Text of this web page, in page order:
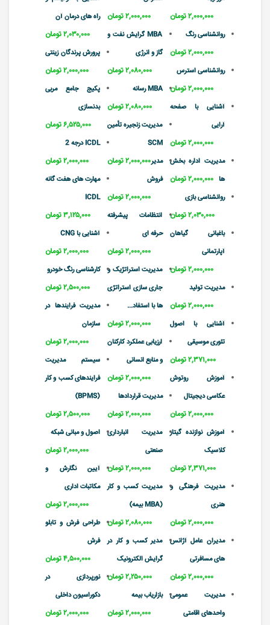
۲,۰۰۰,۰۰۰ تومان
روانشناسی رنگ
۲,۰۰۰,۰۰۰ تومان
روانشناسی استرس
۲,۰۰۰,۰۰۰ تومان
آشنایی با صفحه
آرایی
۲,۰۰۰,۰۰۰ تومان
مدیریت اداره بخش
ها ۲,۰۰۰,۰۰۰ تومان
روانشناسی بازی
۲,۰۳۰,۰۰۰ تومان
باغبانی گیاهان
آپارتمانی
۲,۰۰۰,۰۰۰ تومان
مدیریت تولید
۲,۰۰۰,۰۰۰ تومان
آشنایی با اصول
تئوری موسیقی
۲,۳۷۱,۰۰۰ تومان
آموزش روتوش
عکاسی دیجیتال
۲,۰۰۰,۰۰۰ تومان
آموزش نوازنده گیتار
کلاسیک
۲,۳۷۱,۰۰۰ تومان
مدیریت فرهنگی و
هنری
۲,۰۰۰,۰۰۰ تومان
مدیران عامل آژانس
های مسافرتی
۲,۰۰۰,۰۰۰ تومان
مدیریت عمومی
واحدهای اقامتی
۲,۰۰۰,۰۰۰ تومان
MBA گرایش نفت و
گاز و انرژی
۲,۰۸۰,۰۰۰ تومان
MBA رسانه
۲,۰۸۰,۰۰۰ تومان
مدیریت زنجیره تأمین
SCM
۲,۰۰۰,۰۰۰ تومانمدیر
فروش
۲,۰۰۰,۰۰۰ تومان
انتظامات پیشرفته
حرفه ای
۲,۰۰۰,۰۰۰ تومان
مدیریت استراتژیک و
جاری سازی استراتژی
ها با استفاد...
۲,۰۰۰,۰۰۰ تومان
ارزیابی عملکرد کارکنان
و منابع انسانی
۲,۰۰۰,۰۰۰ تومان
مدیریت قراردادها
۲,۰۰۰,۰۰۰ تومان
مدیریت انبارداری
صنعتی
۲,۰۰۰,۰۰۰ تومان
مدیریت کسب و کار
(MBA بیمه)
۲,۰۸۰,۰۰۰ تومان
مدیر کسب و کار در
گرایش الکترونیک
۲,۲۵۰,۰۰۰ تومان
بازاریاب بیمه
۲,۰۰۰,۰۰۰ تومان
راه های درمان آن
۲,۰۳۰,۰۰۰ تومان
پرورش پرندگان زینتی
۲,۰۰۰,۰۰۰ تومان
پکیج جامع مربی
بدنسازی
۶,۵۲۵,۰۰۰ تومان
ICDL درجه 2
۲,۰۰۰,۰۰۰ تومان
مهارت های هفت گانه
ICDL
۳,۱۲۵,۰۰۰ تومان
آشنایی با CNG
۲,۰۰۰,۰۰۰ تومان
کارشناسی رنگ خودرو
۲,۵۰۰,۰۰۰ تومان
مدیریت فرایندها در
سازمان
۲,۰۰۰,۰۰۰ تومان
سیستم مدیریت
فرایندهای کسب و کار
(BPMS)
۲,۵۰۰,۰۰۰ تومان
اصول و مبانی شبکه
۲,۰۰۰,۰۰۰ تومان
آیین نگارش و
مکاتبات اداری
۲,۰۰۰,۰۰۰ تومان
طراحی فرش و تابلو
فرش
۴,۵۰۰,۰۰۰ تومان
نورپردازی در
دکوراسیون داخلی
۲,۰۰۰,۰۰۰ تومان